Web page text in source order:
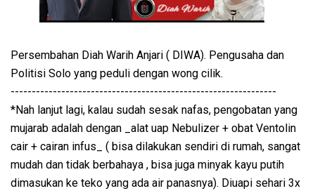
Persembahan Diah Warih Anjari ( DIWA). Pengusaha dan
Politisi Solo yang peduli dengan wong cilik.
---------------------------------------------------------------
*Nah lanjut lagi, kalau sudah sesak nafas, pengobatan yang
mujarab adalah dengan _alat uap Nebulizer + obat Ventolin
cair + cairan infus_ ( bisa dilakukan sendiri di rumah, sangat
mudah dan tidak berbahaya , bisa juga minyak kayu putih
dimasukan ke teko yang ada air panasnya). Diuapi sehari 3x